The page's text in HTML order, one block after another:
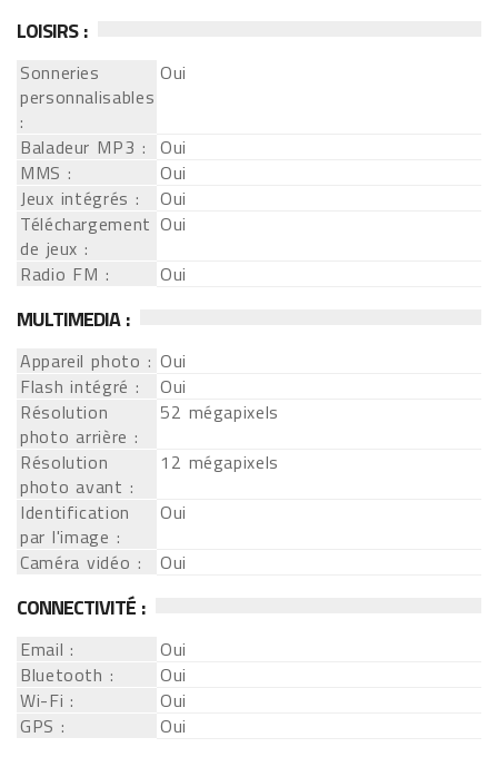
LOISIRS :
Sonneries
personnalisables
:
Oui
Baladeur MP3 : Oui
MMS :
Oui
Jeux intégrés :
Oui
Téléchargement
de jeux :
Oui
Radio FM :
Oui
MULTIMEDIA :
Appareil photo : Oui
Flash intégré :
Oui
Résolution
photo arrière :
52 mégapixels
Résolution
photo avant :
12 mégapixels
Identification
par l'image :
Oui
Caméra vidéo :
Oui
CONNECTIVITÉ :
Email :
Oui
Bluetooth :
Oui
Wi-Fi :
Oui
GPS :
Oui